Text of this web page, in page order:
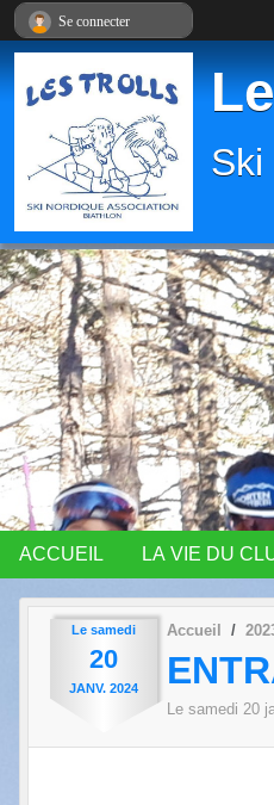
Ski
ACCUEIL LA VIE DU
Le samedi
20
JANV. 2024
Accueil
Le samedi 20
Se connecter
Panneau de gestion des cookies